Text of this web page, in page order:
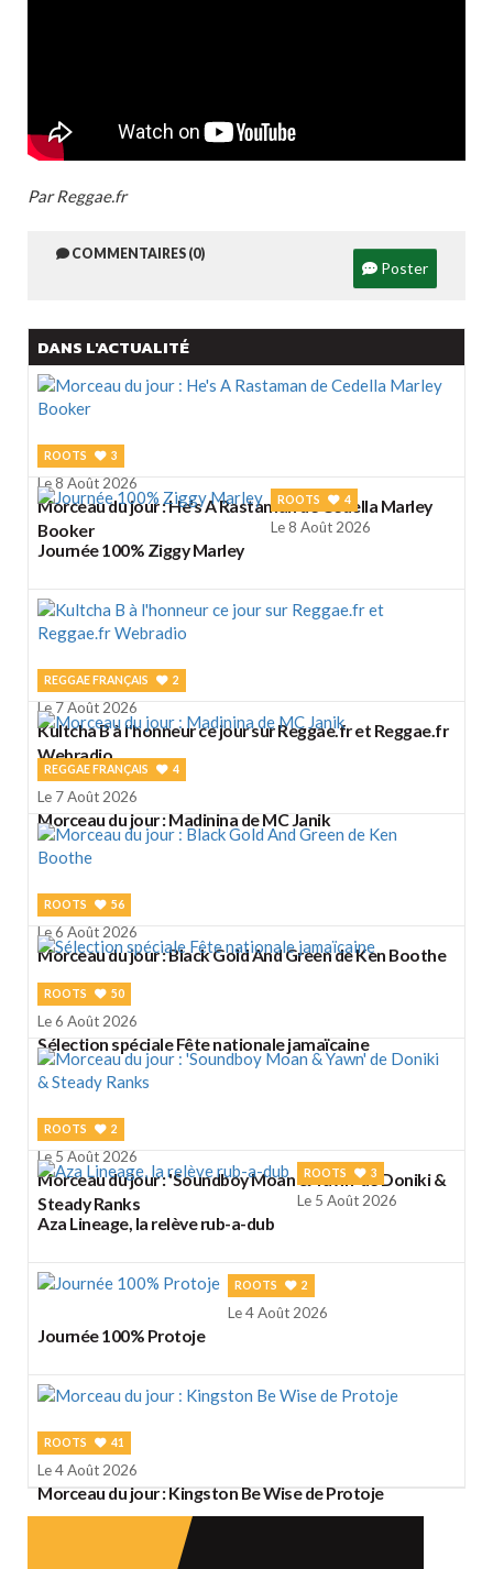
Par Reggae.fr
COMMENTAIRES (0)
Poster
DANS L'ACTUALITÉ
ROOTS 3
Le 8 Août 2026
Morceau du jour : He's A Rastaman de Cedella Marley
Booker
ROOTS 4
Le 8 Août 2026
Journée 100% Ziggy Marley
REGGAE FRANÇAIS 2
Le 7 Août 2026
Kultcha B à l'honneur ce jour sur Reggae.fr et Reggae.fr
Webradio
REGGAE FRANÇAIS 4
Le 7 Août 2026
Morceau du jour : Madinina de MC Janik
ROOTS 56
Le 6 Août 2026
Morceau du jour : Black Gold And Green de Ken Boothe
ROOTS 50
Le 6 Août 2026
Sélection spéciale Fête nationale jamaïcaine
ROOTS 2
Le 5 Août 2026
Morceau du jour : 'Soundboy Moan & Yawn' de Doniki &
Steady Ranks
ROOTS 3
Le 5 Août 2026
Aza Lineage, la relève rub-a-dub
ROOTS 2
Le 4 Août 2026
Journée 100% Protoje
ROOTS 41
Le 4 Août 2026
Morceau du jour : Kingston Be Wise de Protoje